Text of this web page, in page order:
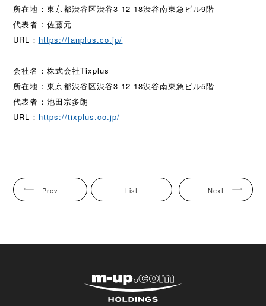
所在地：東京都渋谷区渋谷3-12-18渋谷南東急ビル9階
代表者：佐藤元
URL： https://fanplus.co.jp/
会社名：株式会社Tixplus
所在地：東京都渋谷区渋谷3-12-18渋谷南東急ビル5階
代表者：池田宗多朗
URL： https://tixplus.co.jp/
Prev List Next